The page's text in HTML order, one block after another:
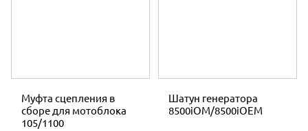
Муфта сцепления в
сборе для мотоблока
105/1100
Шатун генератора
8500iOM/8500iOEM